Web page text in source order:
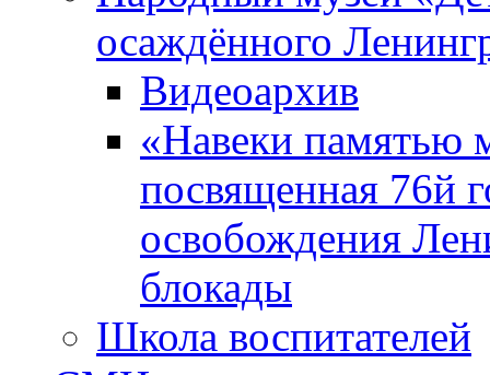
осаждённого
Видеоархив
«Навеки памятью
посвященная 76й
освобождения
блокады
Школа воспитателей